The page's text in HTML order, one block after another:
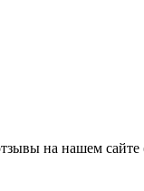
на нашем сайте